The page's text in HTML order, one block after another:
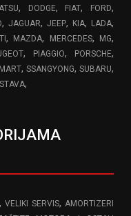
, DODGE, FIAT, FORD,
, JAGUAR, JEEP, KIA, LADA,
, MAZDA, MERCEDES, MG,
, PIAGGIO, PORSCHE,
, SSANGYONG,SUBARU,
,
,VELIKI SERVIS,AMORTIZERI